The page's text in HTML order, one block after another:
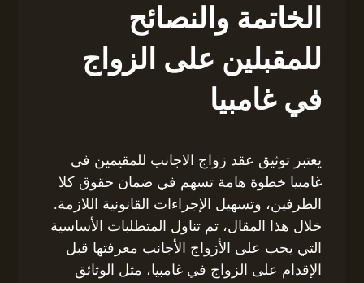
الخاتمة والنصائح
للمقبلين على الزواج
في غامبيا
يعتبر توثيق عقد زواج الاجانب للمقيمين فى
غامبيا خطوة هامة تسهم في ضمان حقوق كلا
الطرفين، وتسهيل الإجراءات القانونية اللازمة.
خلال هذا المقال، تم تناول المتطلبات الأساسية
التي يجب على الأزواج الأجانب معرفتها قبل
الإقدام على الزواج في غامبيا، مثل الوثائق